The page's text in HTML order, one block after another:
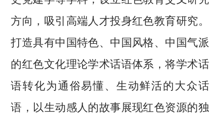
方向，吸引高端人才投身红色教育研究。
打造具有中国特色、中国风格、中国气派
的红色文化理论学术话语体系，将学术话
语转化为通俗易懂、生动鲜活的大众话
语，以生动感人的故事展现红色资源的独